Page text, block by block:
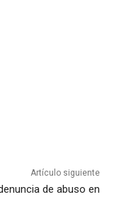
Artículo siguiente
de abuso en